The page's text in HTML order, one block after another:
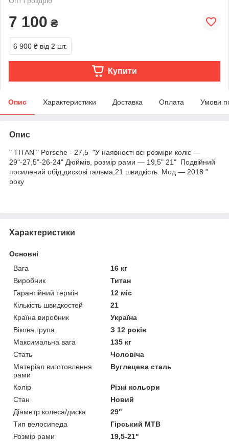
7 100 ₴
6 900 ₴ від 2 шт.
Купити
Опис Характеристики Доставка Оплата Умови
Опис
" TITAN " Porsсhe - 27,5 "У наявності всі розміри коліс —
29"-27,5"-26-24" Дюймів, розмір рами — 19,5" 21" Подвійний
посилений обід,дискові гальма,21 швидкість. Мод — 2018 "
року
Характеристики
Основні
Вага
16 кг
Виробник
Титан
Гарантійний термін
12 міс
Кількість швидкостей
21
Країна виробник
Україна
Вікова група
З 12 років
Максимальна вага
135 кг
Стать
Чоловіча
Матеріал виготовлення
рами
Вуглецева сталь
Колір
Різні кольори
Стан
Новий
Діаметр колеса/диска
29"
Тип велосипеда
Гірський MTB
Розмір рами
19,5-21"